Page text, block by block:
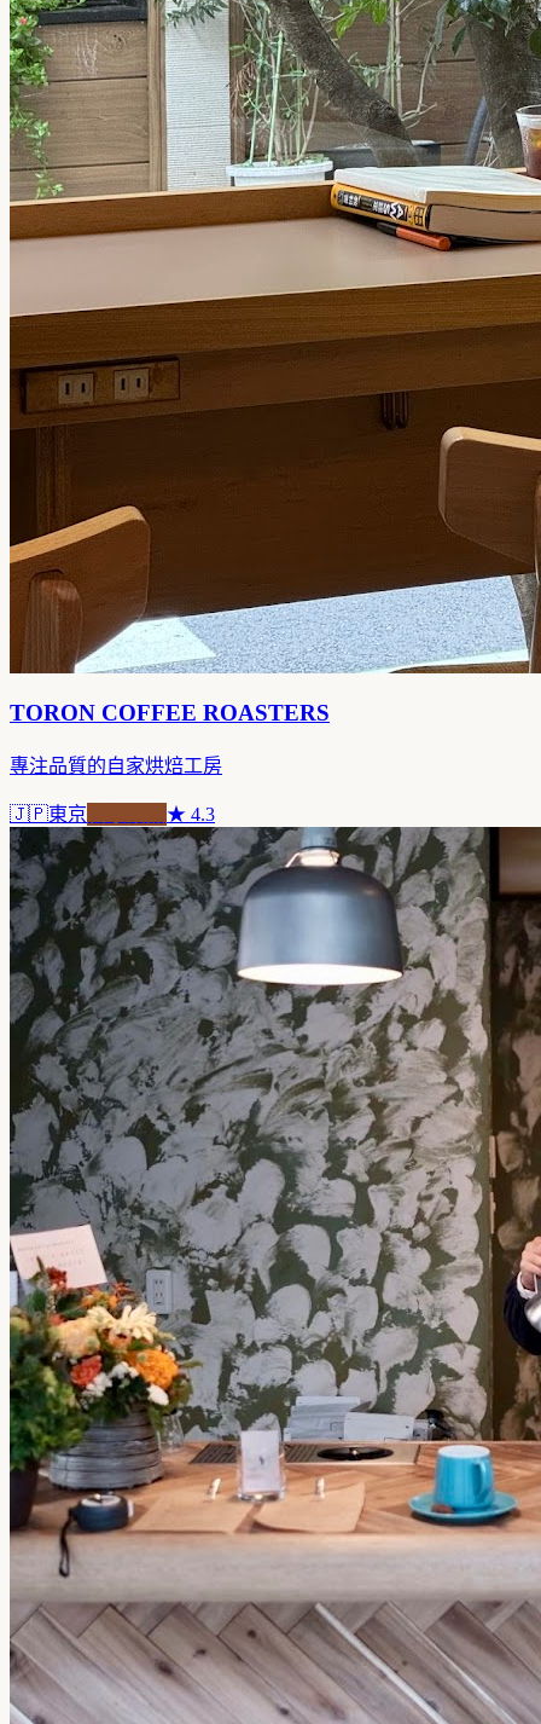
TORON COFFEE ROASTERS
專注品質的自家烘焙工房
🇯🇵東京 ★ 4.3